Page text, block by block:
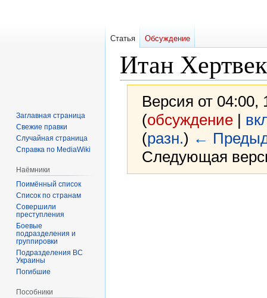
Итан Хертвек
Версия от
(обсуждение|
(разн.) ←
Следующая
Статья Обсуждение
Заглавная страница
Свежие правки
Случайная страница
Справка по MediaWiki
Наёмники
Поимённый список
Список по странам
Совершили
преступления
Боевые
подразделения и
группировки
Подразделения ВС
Украины
Погибшие
Пособники